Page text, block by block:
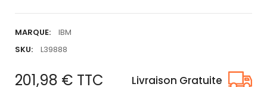
MARQUE:
IBM
SKU:
L39888
201,98 € TTC Livraison Gratuite